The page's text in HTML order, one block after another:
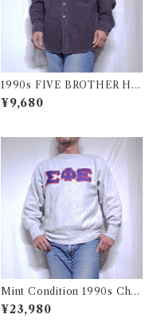
1990s FIVE BROTHER He
avy Flannel Shirt CHAMOI
S CLOTH Black USA / ファ
¥9,680
Mint Condition 1990s Cha
mpion Reverse Weave Size
L / チャンピオン リバースウ
¥23,980